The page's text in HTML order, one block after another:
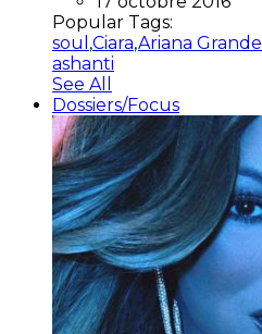
Popular Tags:
soul ,Ciara,Ariana Grande
ashanti
See All
Dossiers/Focus